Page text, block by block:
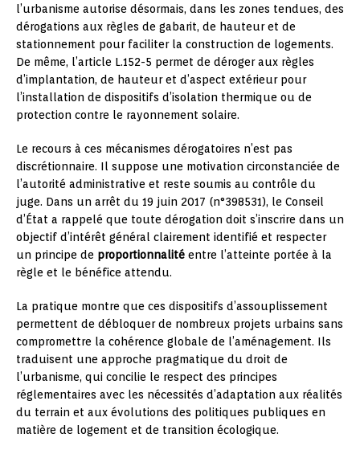
l’urbanisme autorise désormais, dans les zones tendues, des
dérogations aux règles de gabarit, de hauteur et de
stationnement pour faciliter la construction de logements.
De même, l’article L.152-5 permet de déroger aux règles
d’implantation, de hauteur et d’aspect extérieur pour
l’installation de dispositifs d’isolation thermique ou de
protection contre le rayonnement solaire.
Le recours à ces mécanismes dérogatoires n’est pas
discrétionnaire. Il suppose une motivation circonstanciée de
l’autorité administrative et reste soumis au contrôle du
juge. Dans un arrêt du 19 juin 2017 (n°398531), le Conseil
d’État a rappelé que toute dérogation doit s’inscrire dans un
objectif d’intérêt général clairement identifié et respecter
un principe de proportionnalité entre l’atteinte portée à la
règle et le bénéfice attendu.
La pratique montre que ces dispositifs d’assouplissement
permettent de débloquer de nombreux projets urbains sans
compromettre la cohérence globale de l’aménagement. Ils
traduisent une approche pragmatique du droit de
l’urbanisme, qui concilie le respect des principes
réglementaires avec les nécessités d’adaptation aux réalités
du terrain et aux évolutions des politiques publiques en
matière de logement et de transition écologique.